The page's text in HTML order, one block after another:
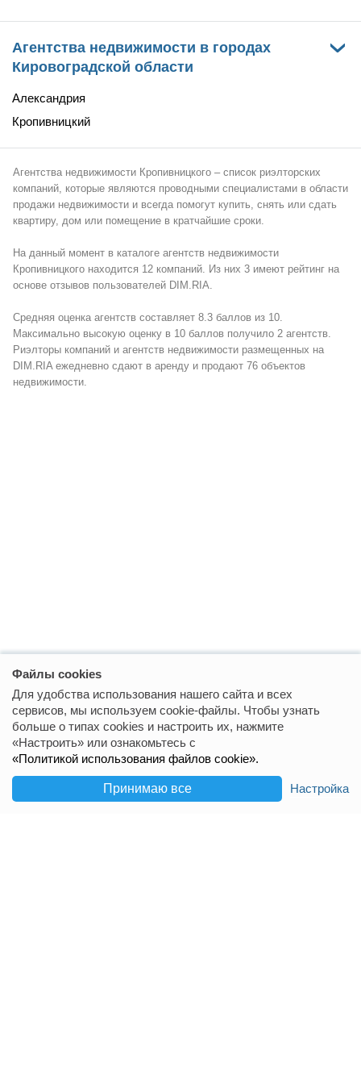
Файлы cookies
Для удобства использования нашего сайта и всех
сервисов, мы используем cookie-файлы. Чтобы узнать
больше о типах cookies и настроить их, нажмите
«Настроить» или ознакомьтесь с
«Политикой использования файлов cookie».
Принимаю все Настройка
Главная Избранное Добавить Чат
Агентства недвижимости в городах
Кировоградской области
›
Александрия
Кропивницкий
Агентства недвижимости Кропивницкого – список риэлторских
компаний, которые являются проводными специалистами в области
продажи недвижимости и всегда помогут купить, снять или сдать
квартиру, дом или помещение в кратчайшие сроки.
На данный момент в каталоге агентств недвижимости
Кропивницкого находится 12 компаний. Из них 3 имеют рейтинг на
основе отзывов пользователей DIM.RIA.
Средняя оценка агентств составляет 8.3 баллов из 10.
Максимально высокую оценку в 10 баллов получило 2 агентств.
Риэлторы компаний и агентств недвижимости размещенных на
DIM.RIA ежедневно сдают в аренду и продают 76 объектов
недвижимости.